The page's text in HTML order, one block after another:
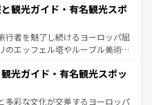
報はコンテンツ一覧を参照してほ
、情熱的なフラメンコ、熱気あふ
タパスが生活の一部となってい
練された雰囲気や、バルセロナの
、地方では古代ローマ遺跡や中世
や気候が異なるスペインはその個
ほしい。
観光ガイド・有名観光スポ
行者を魅了し続けるヨーロッパ屈
のエッフェル塔やルーブル美術館
ている。華麗な宮殿、歴史的な大
して豊かな自然が、訪れる者を心
ランスは美食の国としても知ら
光ガイド・有名観光スポッ
多彩な文化が交差するヨーロッパ